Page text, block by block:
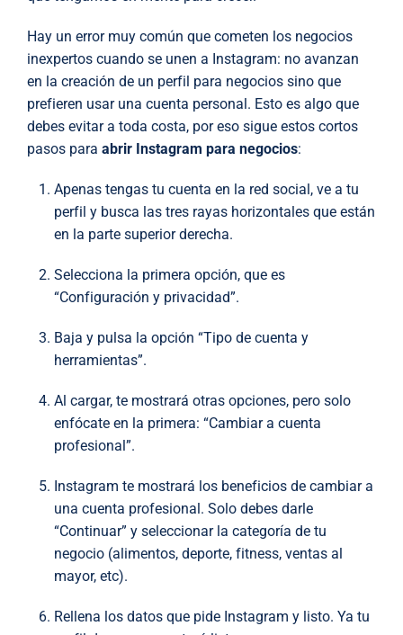
Hay un error muy común que cometen los negocios
inexpertos cuando se unen a Instagram: no avanzan
en la creación de un perfil para negocios sino que
prefieren usar una cuenta personal. Esto es algo que
debes evitar a toda costa, por eso sigue estos cortos
pasos para abrir Instagram para negocios:
Apenas tengas tu cuenta en la red social, ve a tu
perfil y busca las tres rayas horizontales que están
en la parte superior derecha.
Selecciona la primera opción, que es
“Configuración y privacidad”.
Baja y pulsa la opción “Tipo de cuenta y
herramientas”.
Al cargar, te mostrará otras opciones, pero solo
enfócate en la primera: “Cambiar a cuenta
profesional”.
Instagram te mostrará los beneficios de cambiar a
una cuenta profesional. Solo debes darle
“Continuar” y seleccionar la categoría de tu
negocio (alimentos, deporte, fitness, ventas al
mayor, etc).
Rellena los datos que pide Instagram y listo. Ya tu